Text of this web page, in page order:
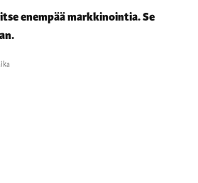
enempää markkinointia. Se